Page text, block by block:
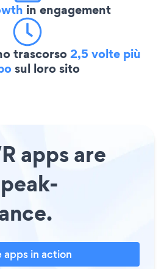
in engagement
trascorso2,5 volte più
sul loro sito
apps are
apps in action